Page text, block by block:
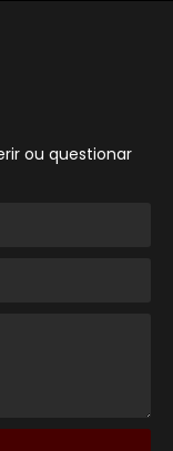
ou questionar